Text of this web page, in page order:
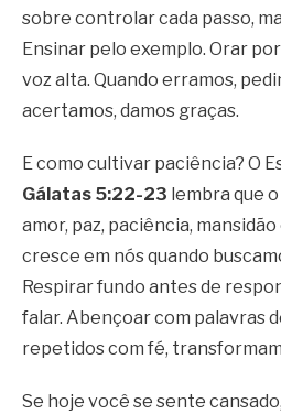
sobre controlar cada passo,
Ensinar pelo exemplo. Orar
voz alta. Quando erramos,
acertamos, damos graças.
E como cultivar paciência? O
Gálatas 5:22-23 lembra que
amor, paz, paciência,
cresce em nós quando
Respirar fundo antes de
falar. Abençoar com palavras
repetidos com fé,
Se hoje você se sente